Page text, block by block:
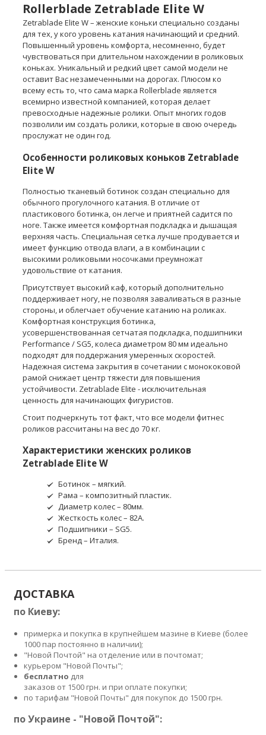
Rollerblade Zetrablade Elite W
Zetrablade Elite W – женские коньки специально созданы
для тех, у кого уровень катания начинающий и средний.
Повышенный уровень комфорта, несомненно, будет
чувствоваться при длительном нахождении в роликовых
коньках. Уникальный и редкий цвет самой модели не
оставит Вас незамеченными на дорогах. Плюсом ко
всему есть то, что сама марка Rollerblade является
всемирно известной компанией, которая делает
превосходные надежные ролики. Опыт многих годов
позволили им создать ролики, которые в свою очередь
прослужат не один год.
Особенности роликовых коньков Zetrablade
Elite W
Полностью тканевый ботинок создан специально для
обычного прогулочного катания. В отличие от
пластикового ботинка, он легче и приятней садится по
ноге. Также имеется комфортная подкладка и дышащая
верхняя часть. Специальная сетка лучше продувается и
имеет функцию отвода влаги, а в комбинации с
высокими роликовыми носочками преумножат
удовольствие от катания.
Присутствует высокий каф, который дополнительно
поддерживает ногу, не позволяя заваливаться в разные
стороны, и облегчает обучение катанию на роликах.
Комфортная конструкция ботинка,
усовершенствованная сетчатая подкладка, подшипники
Performance / SG5, колеса диаметром 80 мм идеально
подходят для поддержания умеренных скоростей.
Надежная система закрытия в сочетании с монококовой
рамой снижает центр тяжести для повышения
устойчивости. Zetrablade Elite - исключительная
ценность для начинающих фигуристов.
Стоит подчеркнуть тот факт, что все модели фитнес
роликов рассчитаны на вес до 70 кг.
Характеристики женских роликов
Zetrablade Elite W
Ботинок – мягкий.
Рама – композитный пластик.
Диаметр колес – 80мм.
Жесткость колес – 82А.
Подшипники – SG5.
Бренд – Италия.
ДОСТАВКА
по Киеву:
примерка и покупка в крупнейшем мазине в Киеве (более
1000 пар постоянно в наличии);
"Новой Почтой" на отделение или в почтомат;
курьером "Новой Почты";
бесплатно для
заказов от 1500 грн. и при оплате покупки;
по тарифам "Новой Почты" для покупок до 1500 грн.
по Украине - "Новой Почтой":